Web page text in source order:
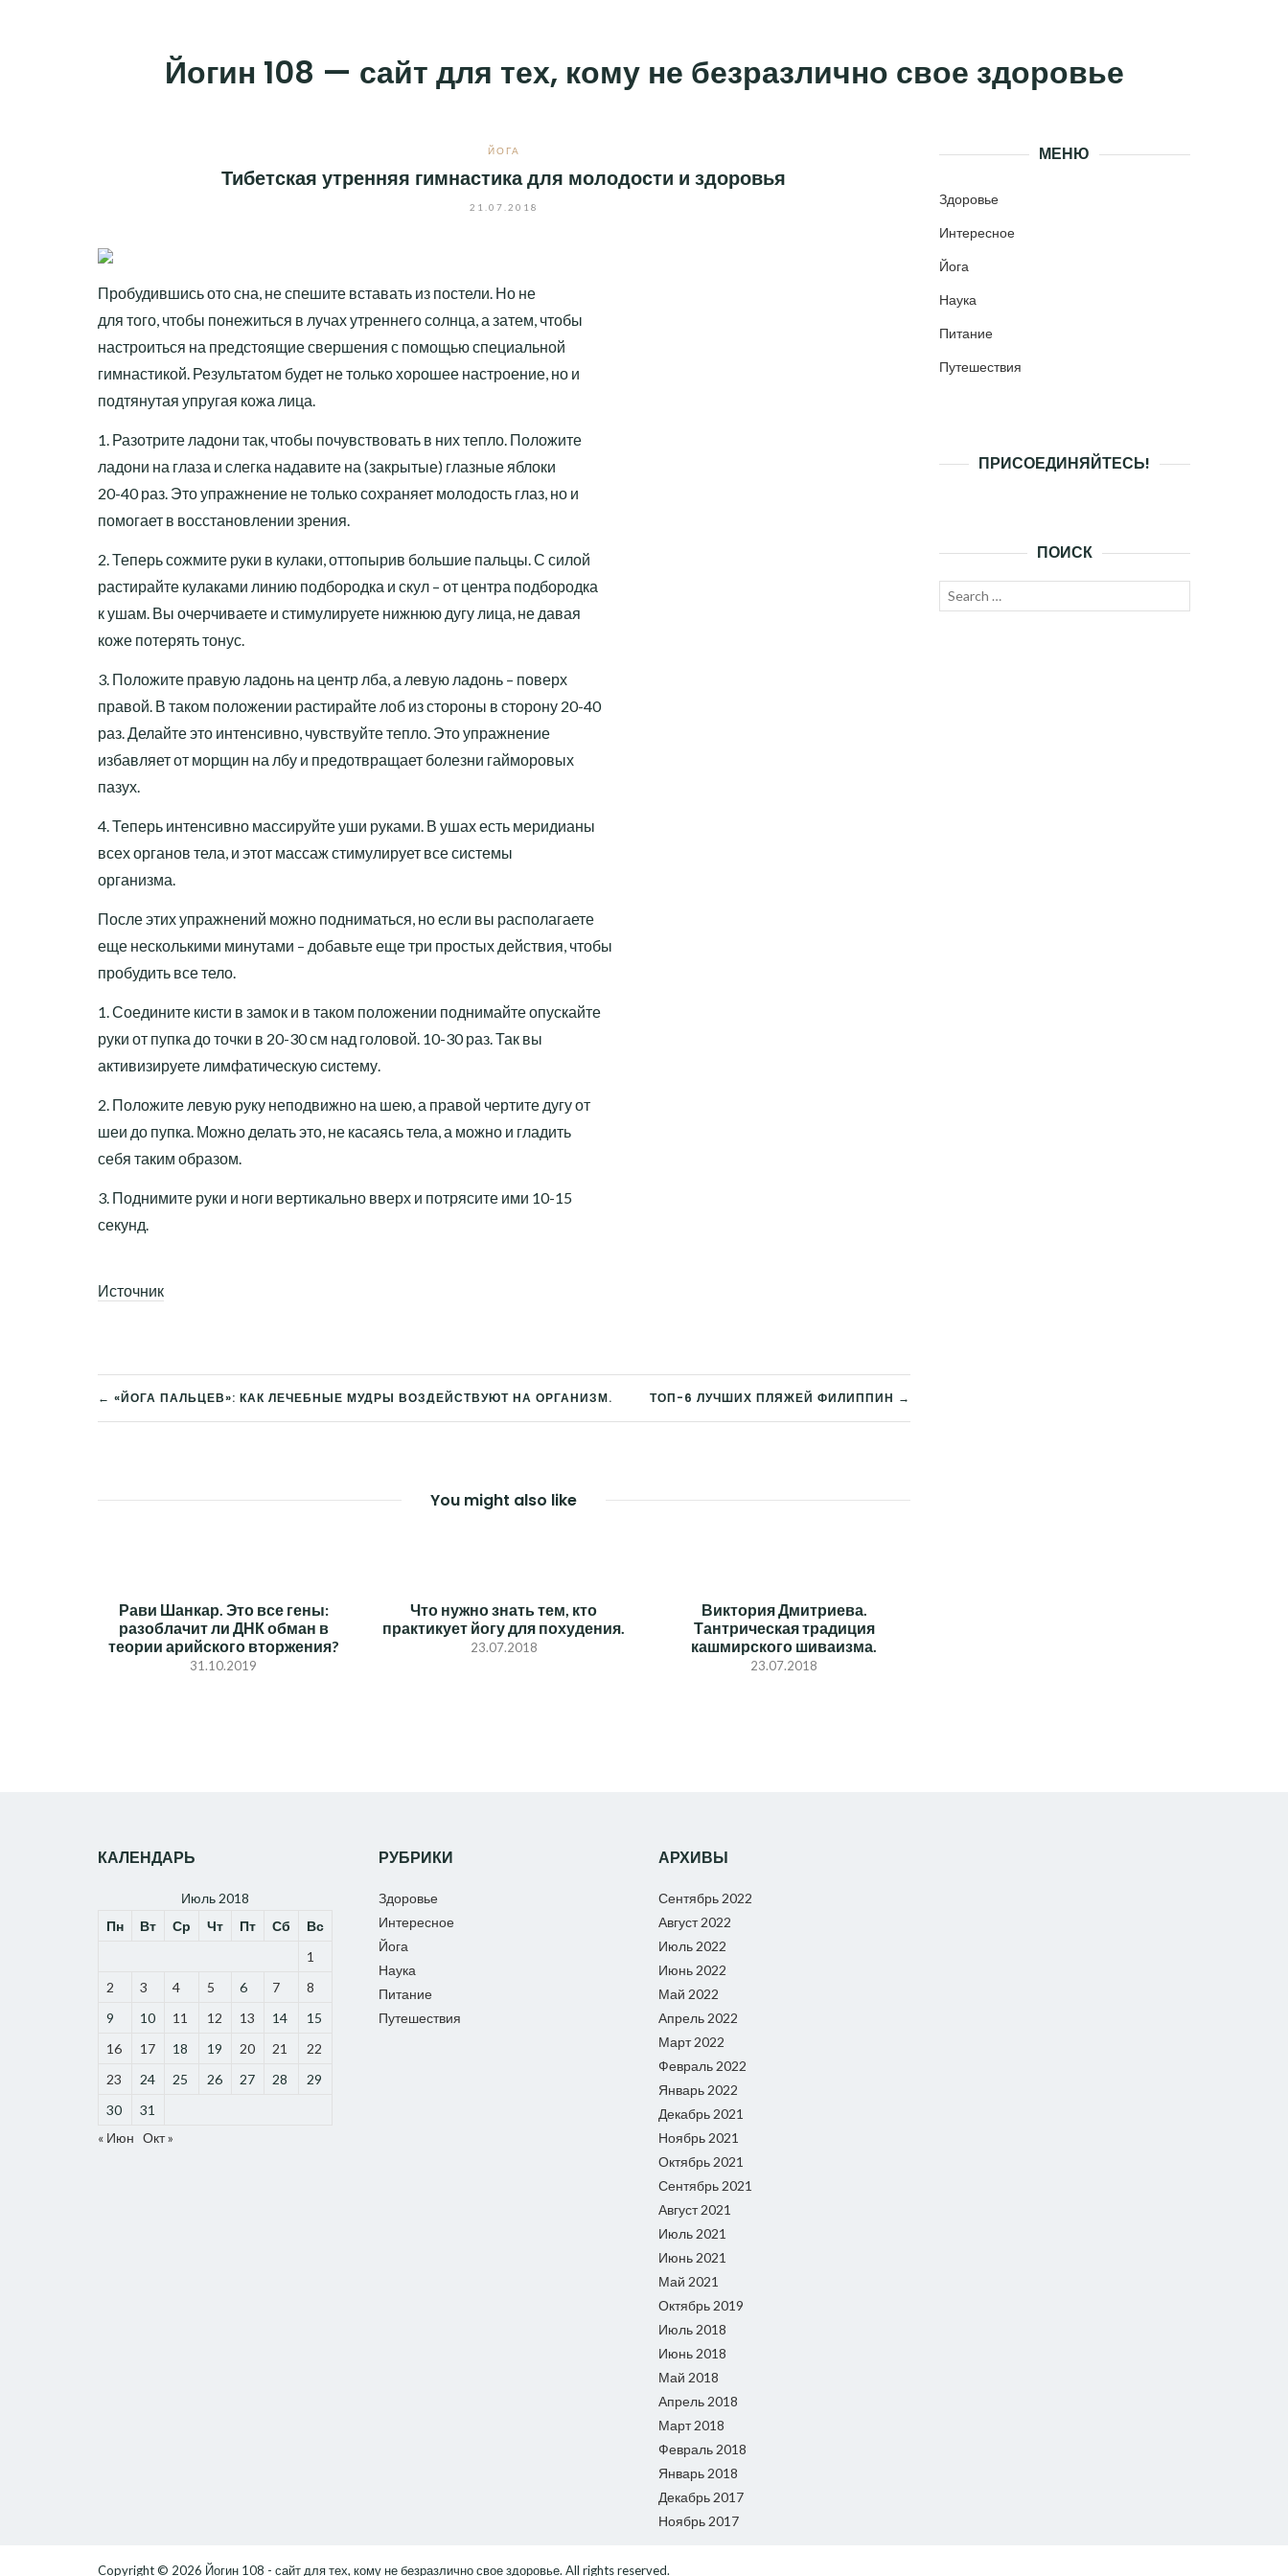
Йогин 108 — сайт для тех, кому не безразлично свое здоровье
ЙОГА
Тибетская утренняя гимнастика для молодости и здоровья
21.07.2018
Пробудившись ото сна, не спешите вставать из постели. Но не
для того, чтобы понежиться в лучах утреннего солнца, а затем, чтобы
настроиться на предстоящие свершения с помощью специальной
гимнастикой. Результатом будет не только хорошее настроение, но и
подтянутая упругая кожа лица.
1. Разотрите ладони так, чтобы почувствовать в них тепло. Положите
ладони на глаза и слегка надавите на (закрытые) глазные яблоки
20-40 раз. Это упражнение не только сохраняет молодость глаз, но и
помогает в восстановлении зрения.
2. Теперь сожмите руки в кулаки, оттопырив большие пальцы. С силой
растирайте кулаками линию подбородка и скул – от центра подбородка
к ушам. Вы очерчиваете и стимулируете нижнюю дугу лица, не давая
коже потерять тонус.
3. Положите правую ладонь на центр лба, а левую ладонь – поверх
правой. В таком положении растирайте лоб из стороны в сторону 20-40
раз. Делайте это интенсивно, чувствуйте тепло. Это упражнение
избавляет от морщин на лбу и предотвращает болезни гайморовых
пазух.
4. Теперь интенсивно массируйте уши руками. В ушах есть меридианы
всех органов тела, и этот массаж стимулирует все системы
организма.
После этих упражнений можно подниматься, но если вы располагаете
еще несколькими минутами – добавьте еще три простых действия, чтобы
пробудить все тело.
1. Соедините кисти в замок и в таком положении поднимайте опускайте
руки от пупка до точки в 20-30 см над головой. 10-30 раз. Так вы
активизируете лимфатическую систему.
2. Положите левую руку неподвижно на шею, а правой чертите дугу от
шеи до пупка. Можно делать это, не касаясь тела, а можно и гладить
себя таким образом.
3. Поднимите руки и ноги вертикально вверх и потрясите ими 10-15
секунд.
Источник
НАВИГАЦИЯ
ЗАПИСЯМ
← «ЙОГА ПАЛЬЦЕВ»: КАК ЛЕЧЕБНЫЕ МУДРЫ ВОЗДЕЙСТВУЮТ НА ОРГАНИЗМ. ТОП-6 ЛУЧШИХ ПЛЯЖЕЙ ФИЛИППИН →
You might also like
Рави Шанкар. Это все гены:
разоблачит ли ДНК обман в
теории арийского вторжения?
31.10.2019
Что нужно знать тем, кто
практикует йогу для похудения.
23.07.2018
Виктория Дмитриева.
Тантрическая традиция
кашмирского шиваизма.
23.07.2018
МЕНЮ
Здоровье
Интересное
Йога
Наука
Питание
Путешествия
ПРИСОЕДИНЯЙТЕСЬ!
ПОИСК
Search
КАЛЕНДАРЬ
Июль 2018
Пн
Вт Ср Чт Пт Сб
Вс
1
2
3 4 5 6 7
8
9
10 11 12 13 14
15
16
17 18 19 20 21
22
23
24 25 26 27 28
29
30
31
« Июн Окт »
РУБРИКИ
Здоровье
Интересное
Йога
Наука
Питание
Путешествия
АРХИВЫ
Сентябрь 2022
Август 2022
Июль 2022
Июнь 2022
Май 2022
Апрель 2022
Март 2022
Февраль 2022
Январь 2022
Декабрь 2021
Ноябрь 2021
Октябрь 2021
Сентябрь 2021
Август 2021
Июль 2021
Июнь 2021
Май 2021
Октябрь 2019
Июль 2018
Июнь 2018
Май 2018
Апрель 2018
Март 2018
Февраль 2018
Январь 2018
Декабрь 2017
Ноябрь 2017
Copyright © 2026 Йогин 108 - сайт для тех, кому не безразлично свое здоровье. All rights reserved.